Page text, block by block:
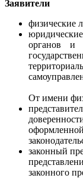
Заявители
физические
органов и
От имени
п
законный
законного